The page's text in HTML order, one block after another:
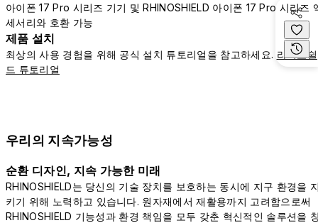
아이폰 17 Pro 시리즈 기기 및 RHINOSHIELD 아이폰 17 Pro 시리즈
세서리와 호환 가능
제품 설치
최상의 사용 경험을 위해 공식 설치 튜토리얼을 참고하세요. 라이노쉴
드 튜토리얼
우리의 지속가능성
순환 디자인, 지속 가능한 미래
RHINOSHIELD는 당신의 기술 장치를 보호하는 동시에 지구 환경을
키기 위해 노력하고 있습니다. 원자재에서 재활용까지 고려함으로써
RHINOSHIELD 기능성과 환경 책임을 모두 갖춘 혁신적인 솔루션을